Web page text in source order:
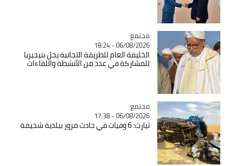
Catégorie
مجتمع
06/08/2026 - 18:24
الخليفة العام للطريقة التجانية يحل بنيجيريا
للمشاركة في عدد من الأنشطة واللقاءات
Catégorie
مجتمع
06/08/2026 - 17:38
تيارت: 6 وفيات في حادث مرور ببلدية شحيمة